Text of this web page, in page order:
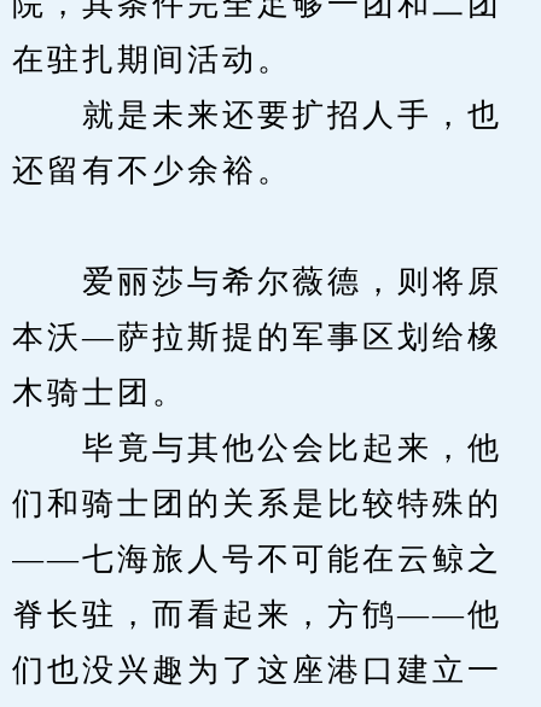
在驻扎期间活动。
就是未来还要扩招人手，也
还留有不少余裕。
爱丽莎与希尔薇德，则将原
本沃—萨拉斯提的军事区划给橡
木骑士团。
毕竟与其他公会比起来，他
们和骑士团的关系是比较特殊的
——七海旅人号不可能在云鲸之
脊长驻，而看起来，方鸻——他
们也没兴趣为了这座港口建立一